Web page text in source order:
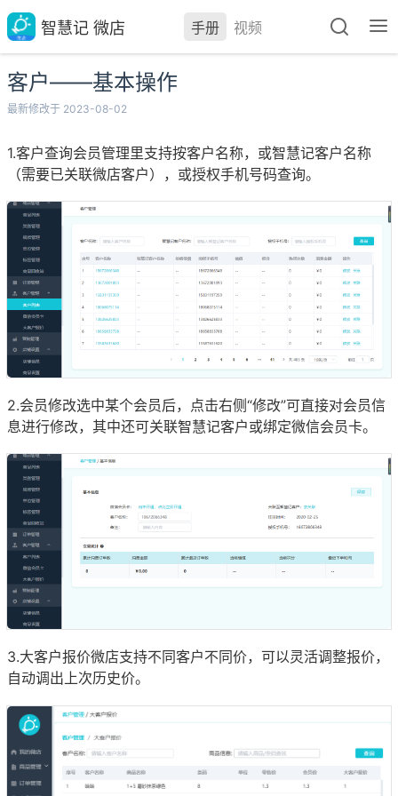
智慧记 微店 手册 视频
客户——基本操作
最新修改于 2023-08-02
1.客户查询会员管理里支持按客户名称，或智慧记客户名称
（需要已关联微店客户），或授权手机号码查询。
2.会员修改选中某个会员后，点击右侧“修改”可直接对会员信
息进行修改，其中还可关联智慧记客户或绑定微信会员卡。
3.大客户报价微店支持不同客户不同价，可以灵活调整报价，
自动调出上次历史价。